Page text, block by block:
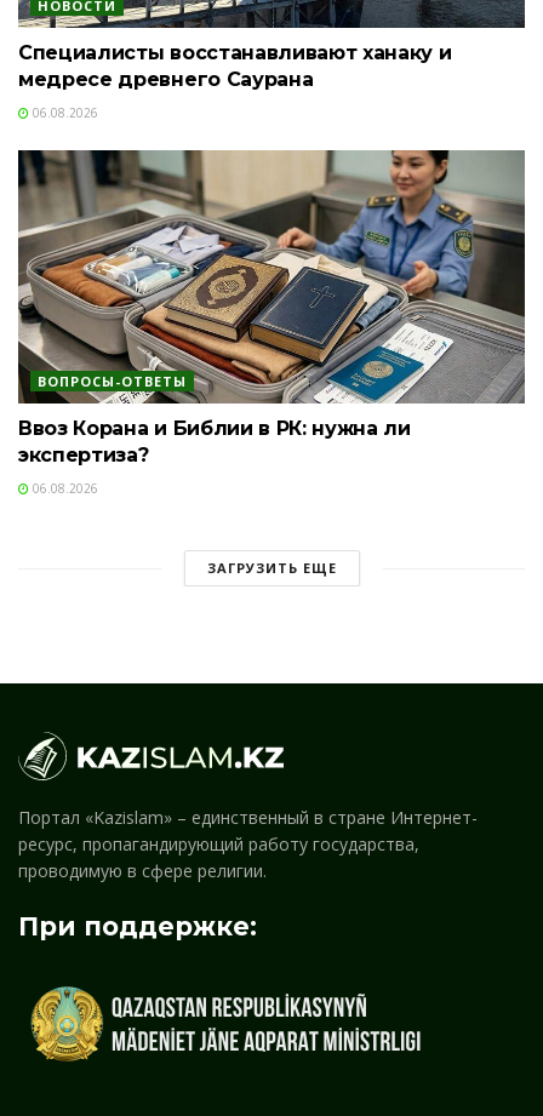
НОВОСТИ
Специалисты восстанавливают ханаку и
медресе древнего Саурана
06.08.2026
ВОПРОСЫ-ОТВЕТЫ
Ввоз Корана и Библии в РК: нужна ли
экспертиза?
06.08.2026
ЗАГРУЗИТЬ ЕЩЕ
Портал «Kazislam» – единственный в стране Интернет-
ресурс, пропагандирующий работу государства,
проводимую в сфере религии.
При поддержке: